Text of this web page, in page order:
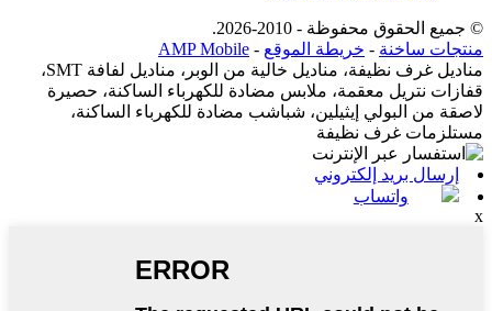
© جميع الحقوق محفوظة - 2010-2026.
منتجات ساخنة - خريطة الموقع -
AMP Mobile
مناديل غرف نظيفة، مناديل خالية من الوبر، مناديل لفافة SMT،
قفازات نتريل معقمة، ملابس مضادة للكهرباء الساكنة، حصيرة
لاصقة من البولي إيثيلين، شباشب مضادة للكهرباء الساكنة،
مستلزمات غرف نظيفة
إرسال بريد إلكتروني
واتساب
x